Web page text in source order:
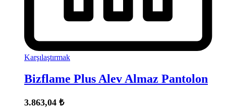
Karşılaştırmak
Bizflame Plus Alev Almaz Pantolon
3.863,04 ₺